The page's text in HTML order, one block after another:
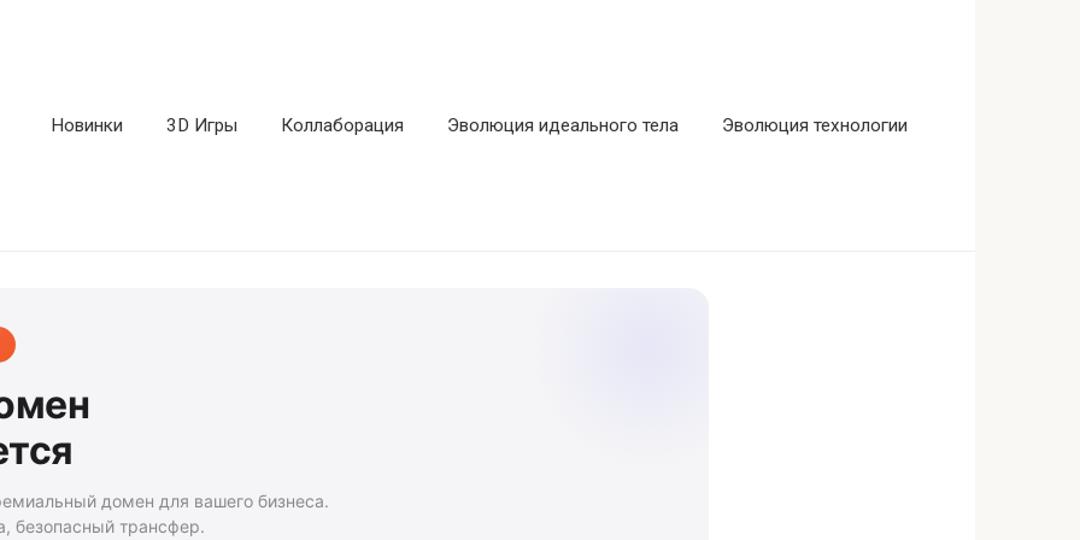
Новинки 3D Игры Коллаборация Эволюция идеального тела Эволюция технологии
домен для вашего бизнеса.
безопасный трансфер.